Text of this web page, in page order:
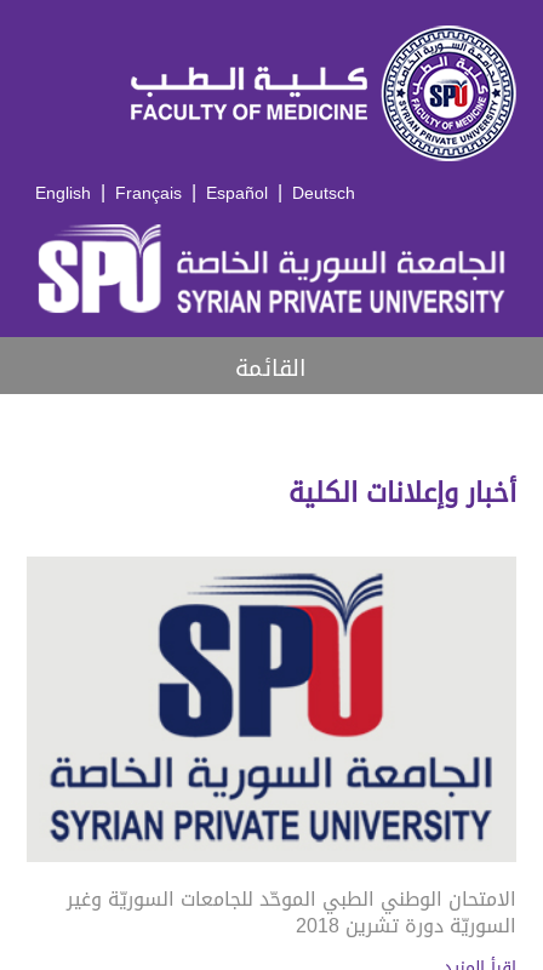
English | Français | Español | Deutsch
القائمة
أخبار وإعلانات الكلية
الامتحان الوطني الطبي الموحّد للجامعات السوريّة وغير
السوريّة دورة تشرين 2018